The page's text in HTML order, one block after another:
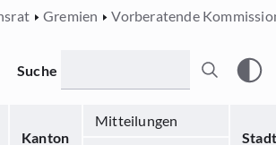
Gremien Vorberatende
Kanton
Mitteilungen
Stadt
Suche